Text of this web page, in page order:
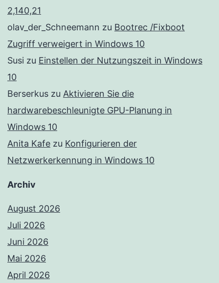
2,140,21
olav_der_Schneemann zu Bootrec /Fixboot
Zugriff verweigert in Windows 10
Susi zu Einstellen der Nutzungszeit in Windows
10
Berserkus zu Aktivieren Sie die
hardwarebeschleunigte GPU-Planung in
Windows 10
Anita Kafe zu Konfigurieren der
Netzwerkerkennung in Windows 10
Archiv
August 2026
Juli 2026
Juni 2026
Mai 2026
April 2026